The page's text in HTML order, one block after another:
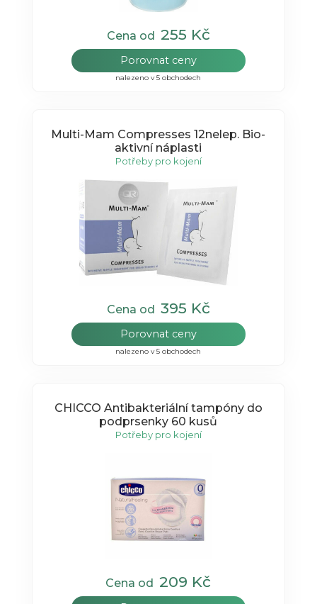
Cena od 255 Kč
Porovnat ceny
nalezeno v 5 obchodech
Multi-Mam Compresses 12nelep. Bio-
aktivní náplasti
Potřeby pro kojení
Cena od 395 Kč
Porovnat ceny
nalezeno v 5 obchodech
CHICCO Antibakteriální tampóny do
podprsenky 60 kusů
Potřeby pro kojení
Cena od209 Kč